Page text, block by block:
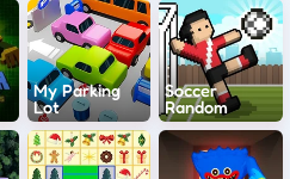
My Parking
Lot
Soccer
Random